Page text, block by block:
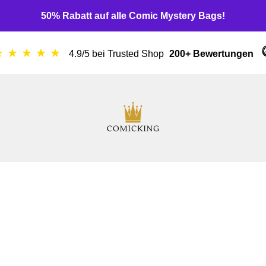
50% Rabatt auf alle Comic Mystery Bags!
★ ★ ★ ★ 4.9/5 bei Trusted Shop 200+ Bewertungen